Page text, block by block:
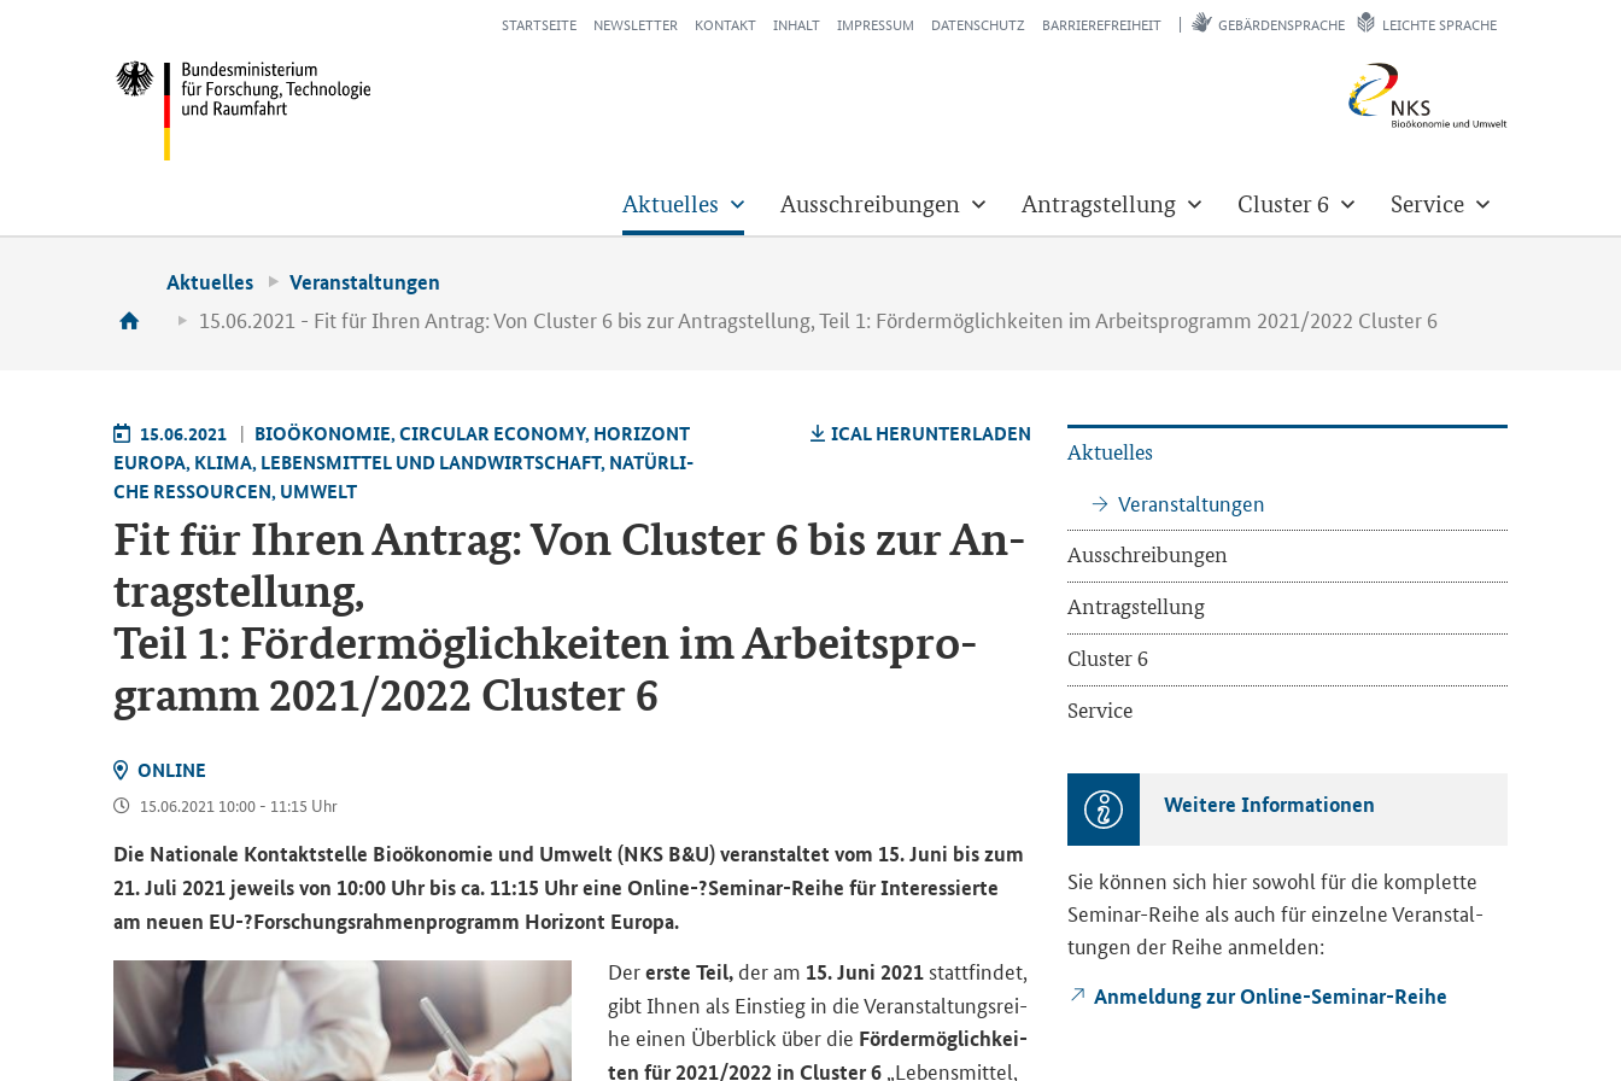
STARTSEITE NEWSLETTER KONTAKT INHALT IMPRESSUM DATENSCHUTZ BARRIEREFREIHEIT GEBÄRDENSPRACHE LEICHTE SPRACHE
Aktuelles Ausschreibungen Antragstellung Cluster 6 Service
Aktuelles Veranstaltungen
15.06.2021 - Fit für Ihren Antrag: Von Cluster 6 bis zur Antragstellung, Teil 1: Fördermöglichkeiten im Arbeitsprogramm 2021/2022 Cluster 6
15.06.2021
BIO­ÖKO­NO­MIE, CIR­CU­LAR ECO­NO­MY, HO­RI­ZONT
EU­RO­PA, KLIMA, LE­BENS­MIT­TEL UND LAND­WIRT­SCHAFT, NA­TÜR­LI­
CHE RES­SOUR­CEN, UM­WELT
ICAL HER­UN­TER­LA­DEN
Fit für Ihren An­trag: Von Clus­ter 6 bis zur An­
trag­stel­lung,
Teil 1: För­der­mög­lich­kei­ten im Ar­beits­pro­
gramm 2021/2022 Clus­ter 6
ON­LINE
15.06.2021 10:00 - 11:15 Uhr
Die Na­tio­na­le Kon­takt­stel­le Bio­öko­no­mie und Um­welt (NKS B&U) ver­an­stal­tet vom 15. Juni bis zum
21. Juli 2021 je­weils von 10:00 Uhr bis ca. 11:15 Uhr eine Online-​?Seminar-​Reihe für In­ter­es­sier­te
am neuen EU-?For­schungs­rah­men­pro­gramm Ho­ri­zont Eu­ro­pa.
Dererste Teil, der am 15. Juni 2021 statt­fin­det,
gibt Ihnen als Ein­stieg in die Ver­an­stal­tungs­rei­
he einen Über­blick über die För­der­mög­lich­kei­
ten für 2021/2022 in Clus­ter 6 „Le­bens­mit­tel,
Ak­tu­el­les
Ver­an­stal­tun­gen
Aus­schrei­bun­gen
An­trag­stel­lung
Clus­ter 6
Ser­vice
Wei­te­re In­for­ma­tio­nen
Sie kön­nen sich hier so­wohl für die kom­plet­te
Seminar-​Reihe als auch für ein­zel­ne Ver­an­stal­
tun­gen der Reihe an­mel­den:
An­mel­dung zur Online-​Seminar-Reihe